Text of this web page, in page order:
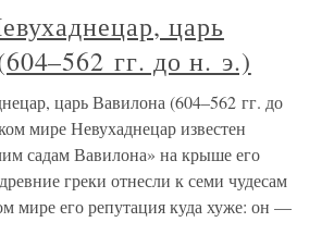
царь
гг. до н. э.)
царь Вавилона (604–562 гг. до
мире Невухаднецар известен
садам Вавилона» на крыше его
греки отнесли к семи чудесам
мире его репутация куда хуже: он —